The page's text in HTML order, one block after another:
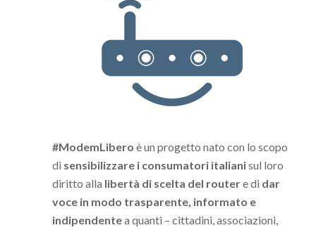
#ModemLibero è un progetto nato con lo scopo
di sensibilizzare i consumatori italianisul loro
diritto alla libertà di scelta del routere di dar
voce in modo trasparente, informato e
indipendentea quanti – cittadini, associazioni,